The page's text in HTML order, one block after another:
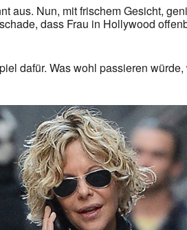
aus. Nun, mit frischem Gesicht,
dass Frau in Hollywood
dafür. Was wohl passieren